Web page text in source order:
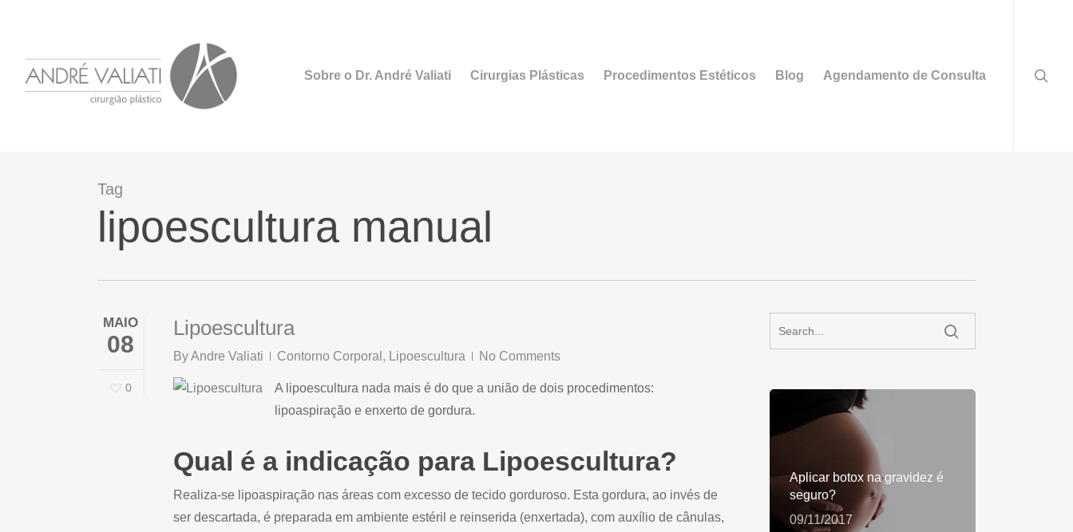
content
Sobre o Dr. André Valiati Cirurgias Plásticas Procedimentos Estéticos Blog Agendamento de Consulta
Tag
lipoescultura manual
MAIO
08
0
Lipoescultura
ByAndre Valiati Contorno Corporal , Lipoescultura No Comments
A lipoescultura nada mais é do que a união de dois procedimentos:
lipoaspiração e enxerto de gordura.
Qual é a indicação para Lipoescultura?
Realiza-se lipoaspiração nas áreas com excesso de tecido gorduroso. Esta gordura, ao invés de
ser descartada, é preparada em ambiente estéril e reinserida (enxertada), com auxílio de cânulas,
Aplicar botox na gravidez é
seguro?
09/11/2017